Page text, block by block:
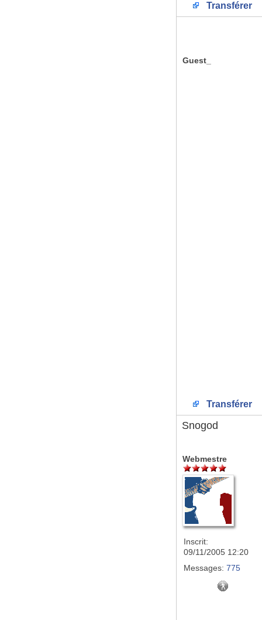
Transférer
Guest_
Transférer
Snogod
Webmestre
Inscrit:
09/11/2005 12:20
Messages: 775